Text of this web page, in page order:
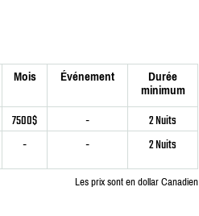
Mois Événement
Durée
minimum
7500$ - 2 Nuits
- - 2 Nuits
Les prix sont en dollar Canadien